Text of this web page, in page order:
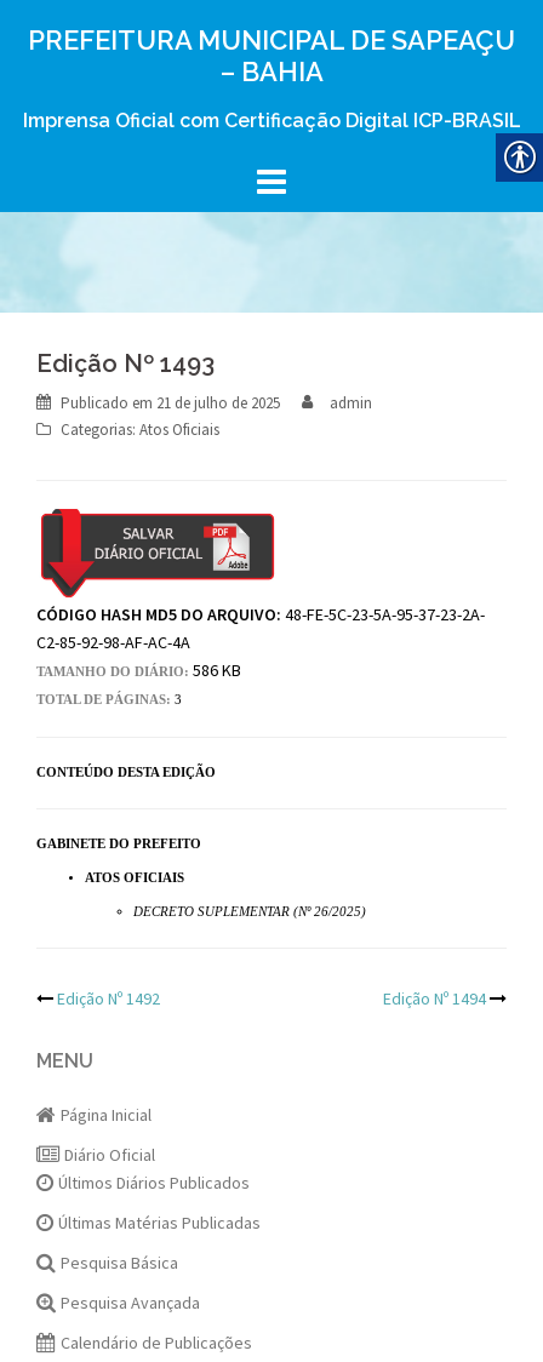
PREFEITURA MUNICIPAL DE SAPEAÇU
– BAHIA
Imprensa Oficial com Certificação Digital ICP-BRASIL
Edição Nº 1493
Publicado em 21 de julho de 2025
admin
Categorias: Atos Oficiais
CÓDIGO HASH MD5 DO ARQUIVO: 48-FE-5C-23-5A-95-37-23-2A-
C2-85-92-98-AF-AC-4A
TAMANHO DO DIÁRIO: 586 KB
TOTAL DE PÁGINAS: 3
CONTEÚDO DESTA EDIÇÃO
GABINETE DO PREFEITO
ATOS OFICIAIS
DECRETO SUPLEMENTAR (Nº 26/2025)
Post
navigation
Edição Nº 1492 Edição Nº 1494
MENU
Página Inicial
Diário Oficial
Últimos Diários Publicados
Últimas Matérias Publicadas
Pesquisa Básica
Pesquisa Avançada
Calendário de Publicações